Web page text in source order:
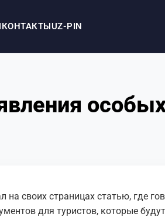
КОНТАКТЫUZ-PIN
на своих страницах статью, где
для туристов, которые будут